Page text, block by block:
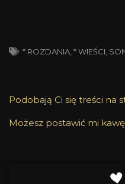
* ROZDANIA * WIEŚCI
Podobają Ci się treści na
Możesz postawić mi